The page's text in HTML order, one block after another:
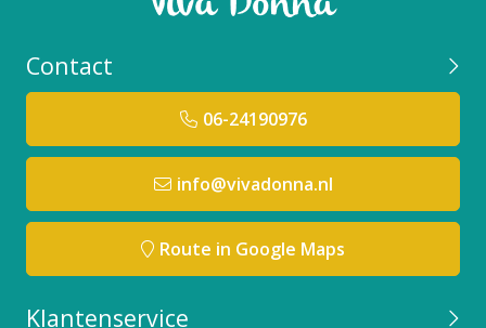
Contact
06-24190976
info@vivadonna.nl
Route in Google Maps
Klantenservice